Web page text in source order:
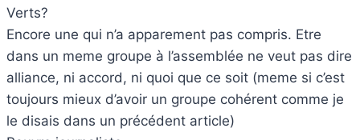
Verts?
Encore une qui n’a apparement pas compris. Etre
dans un meme groupe à l’assemblée ne veut pas dire
alliance, ni accord, ni quoi que ce soit (meme si c’est
toujours mieux d’avoir un groupe cohérent comme je
le disais dans un précédent article)